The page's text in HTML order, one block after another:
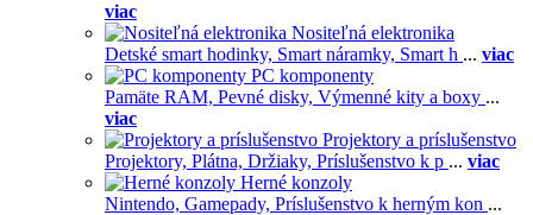
viac
Nositeľná elektronika
Detské smart hodinky, Smart náramky, Smart h ... viac
PC komponenty
Pamäte RAM, Pevné disky, Výmenné kity a boxy ...
viac
Projektory a príslušenstvo
Projektory, Plátna, Držiaky, Príslušenstvo k p ... viac
Herné konzoly
Nintendo, Gamepady, Príslušenstvo k herným kon ...